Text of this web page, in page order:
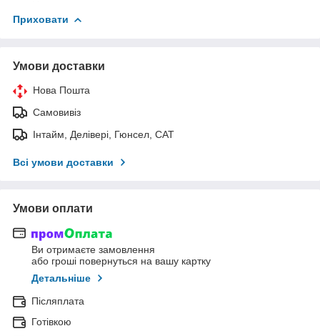
Приховати
Умови доставки
Нова Пошта
Самовивіз
Інтайм, Делівері, Гюнсел, САТ
Всі умови доставки
Умови оплати
Ви отримаєте замовлення
або гроші повернуться на вашу картку
Детальніше
Післяплата
Готівкою